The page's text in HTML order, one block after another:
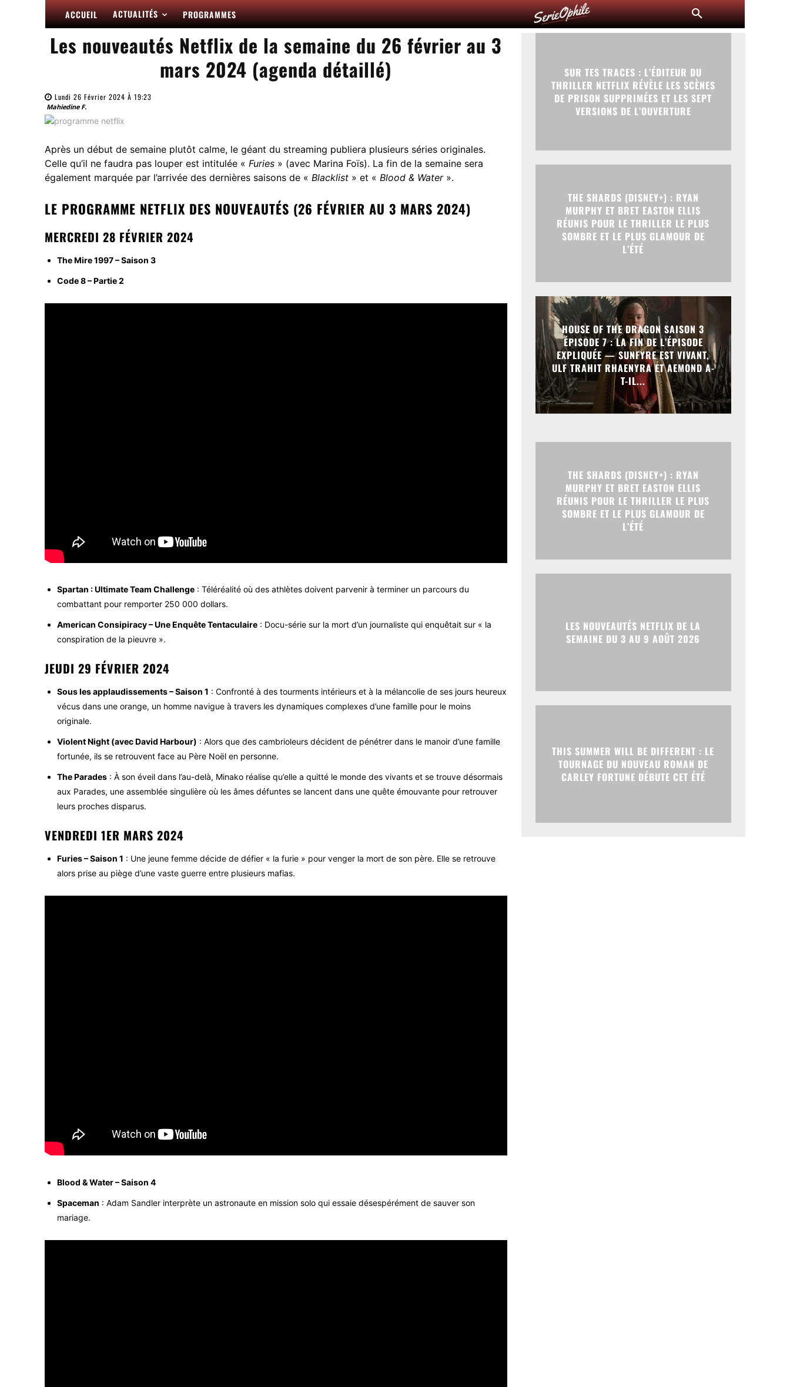
ACCUEIL ACTUALITÉS PROGRAMMES
Les nouveautés Netflix de la semaine du 26 février au 3
mars 2024 (agenda détaillé)
Lundi 26 Février 2024 À 19:23
Mahiedine F.
Après un début de semaine plutôt calme, le géant du streaming publiera plusieurs séries originales.
Celle qu’il ne faudra pas louper est intitulée « Furies » (avec Marina Foïs). La fin de la semaine sera
également marquée par l’arrivée des dernières saisons de « Blacklist » et « Blood & Water».
LE PROGRAMME NETFLIX DES NOUVEAUTÉS (26 FÉVRIER AU 3 MARS 2024)
MERCREDI 28 FÉVRIER 2024
The Mire 1997 – Saison 3
Code 8 – Partie 2
Spartan : Ultimate Team Challenge : Téléréalité où des athlètes doivent parvenir à terminer un parcours du
combattant pour remporter 250 000 dollars.
American Consipiracy – Une Enquête Tentaculaire : Docu-série sur la mort d’un journaliste qui enquêtait sur « la
conspiration de la pieuvre ».
JEUDI 29 FÉVRIER 2024
Sous les applaudissements – Saison 1 : Confronté à des tourments intérieurs et à la mélancolie de ses jours heureux
vécus dans une orange, un homme navigue à travers les dynamiques complexes d’une famille pour le moins
originale.
Violent Night (avec David Harbour) : Alors que des cambrioleurs décident de pénétrer dans le manoir d’une famille
fortunée, ils se retrouvent face au Père Noël en personne.
The Parades : À son éveil dans l’au-delà, Minako réalise qu’elle a quitté le monde des vivants et se trouve désormais
aux Parades, une assemblée singulière où les âmes défuntes se lancent dans une quête émouvante pour retrouver
leurs proches disparus.
VENDREDI 1ER MARS 2024
Furies – Saison 1 : Une jeune femme décide de défier « la furie » pour venger la mort de son père. Elle se retrouve
alors prise au piège d’une vaste guerre entre plusieurs mafias.
Blood & Water – Saison 4
Spaceman : Adam Sandler interprète un astronaute en mission solo qui essaie désespérément de sauver son
mariage.
SUR TES TRACES : L’ÉDITEUR DU
THRILLER NETFLIX RÉVÈLE LES SCÈNES
DE PRISON SUPPRIMÉES ET LES SEPT
VERSIONS DE L’OUVERTURE
THE SHARDS (DISNEY+) : RYAN
MURPHY ET BRET EASTON ELLIS
RÉUNIS POUR LE THRILLER LE PLUS
SOMBRE ET LE PLUS GLAMOUR DE
L’ÉTÉ
HOUSE OF THE DRAGON SAISON 3
ÉPISODE 7 : LA FIN DE L’ÉPISODE
EXPLIQUÉE — SUNFYRE EST VIVANT,
ULF TRAHIT RHAENYRA ET AEMOND A-
T-IL...
THE SHARDS (DISNEY+) : RYAN
MURPHY ET BRET EASTON ELLIS
RÉUNIS POUR LE THRILLER LE PLUS
SOMBRE ET LE PLUS GLAMOUR DE
L’ÉTÉ
LES NOUVEAUTÉS NETFLIX DE LA
SEMAINE DU 3 AU 9 AOÛT 2026
THIS SUMMER WILL BE DIFFERENT : LE
TOURNAGE DU NOUVEAU ROMAN DE
CARLEY FORTUNE DÉBUTE CET ÉTÉ